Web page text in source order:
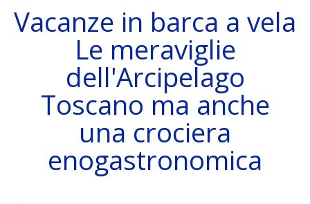
PREISE
DAS SCHIFF
Vacanze in barca a vela
Le meraviglie
dell'Arcipelago
Toscano ma anche
una crociera
enogastronomica